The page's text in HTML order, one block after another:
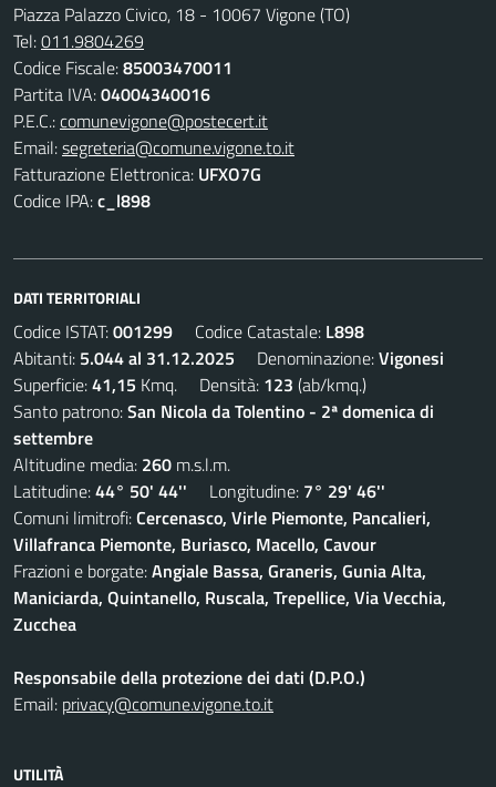
Piazza Palazzo Civico, 18 - 10067 Vigone (TO)
Tel:011.9804269
Codice Fiscale:85003470011
Partita IVA:04004340016
P.E.C.:comunevigone@postecert.it
Email:segreteria@comune.vigone.to.it
Fatturazione Elettronica: UFXO7G
Codice IPA:c_l898
DATI TERRITORIALI
Codice ISTAT:001299 Codice Catastale: L898
Abitanti: 5.044 al 31.12.2025 Denominazione:Vigonesi
Superficie:41,15 Kmq. Densità: 123 (ab/kmq.)
Santo patrono:San Nicola da Tolentino - 2ª domenica di
settembre
Altitudine media: 260 m.s.l.m.
Latitudine:44° 50' 44'' Longitudine: 7° 29' 46''
Comuni limitrofi:Cercenasco, Virle Piemonte, Pancalieri,
Villafranca Piemonte, Buriasco, Macello, Cavour
Frazioni e borgate:Angiale Bassa, Graneris, Gunia Alta,
Maniciarda, Quintanello, Ruscala, Trepellice, Via Vecchia,
Zucchea
Responsabile della protezione dei dati (D.P.O.)
Email: privacy@comune.vigone.to.it
UTILITÀ